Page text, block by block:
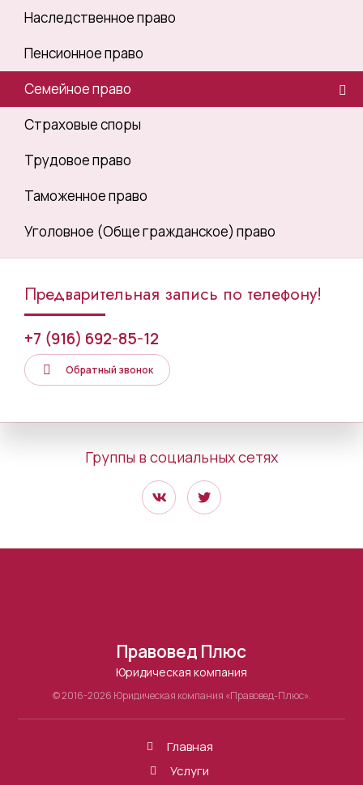
Наследственное право
Пенсионное право
Семейное право
Страховые споры
Трудовое право
Таможенное право
Уголовное (Обще гражданское) право
Предварительная запись по телефону!
+7 (916) 692-85-12
Обратный звонок
Группы в социальных сетях
Правовед Плюс
Юридическая компания
© 2016-2026 Юридическая компания «Правовед-Плюс».
Главная
Услуги